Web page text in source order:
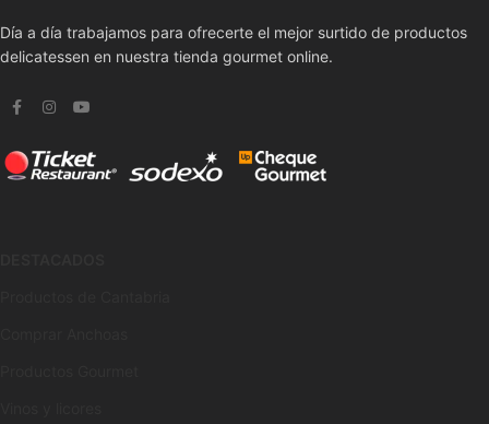
Día a día trabajamos para ofrecerte el mejor surtido de productos
delicatessen en nuestra tienda gourmet online.